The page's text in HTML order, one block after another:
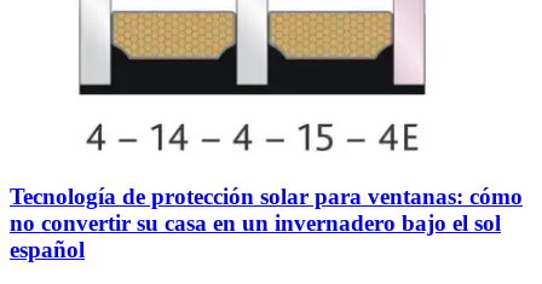
Tecnología de protección solar para ventanas: cómo
no convertir su casa en un invernadero bajo el sol
español